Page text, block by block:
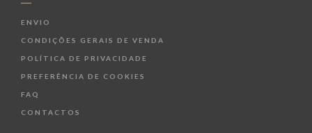
ENVIO
CONDIÇÕES GERAIS DE VENDA
POLÍTICA DE PRIVACIDADE
PREFERÊNCIA DE COOKIES
FAQ
CONTACTOS